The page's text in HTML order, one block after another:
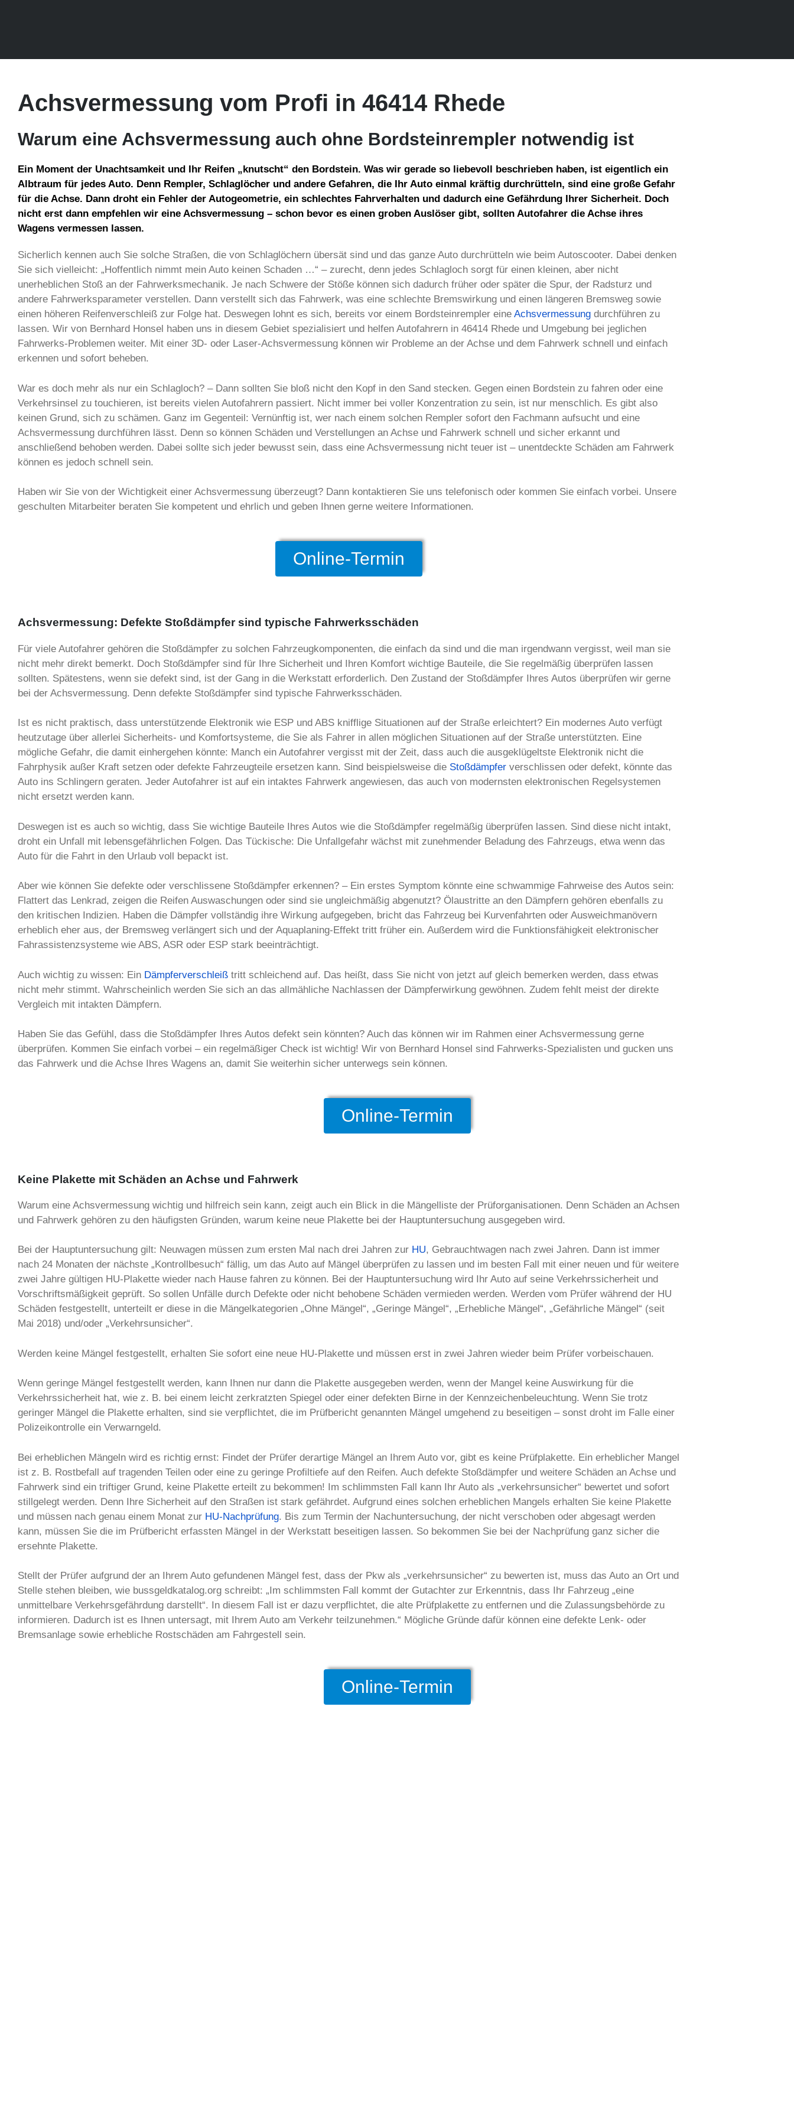
Achsvermessung vom Profi in 46414 Rhede
Warum eine Achsvermessung auch ohne Bordsteinrempler notwendig ist
Ein Moment der Unachtsamkeit und Ihr Reifen „knutscht“ den Bordstein. Was wir gerade so liebevoll beschrieben haben, ist eigentlich ein
Albtraum für jedes Auto. Denn Rempler, Schlaglöcher und andere Gefahren, die Ihr Auto einmal kräftig durchrütteln, sind eine große Gefahr
für die Achse. Dann droht ein Fehler der Autogeometrie, ein schlechtes Fahrverhalten und dadurch eine Gefährdung Ihrer Sicherheit. Doch
nicht erst dann empfehlen wir eine Achsvermessung – schon bevor es einen groben Auslöser gibt, sollten Autofahrer die Achse ihres
Wagens vermessen lassen.
Sicherlich kennen auch Sie solche Straßen, die von Schlaglöchern übersät sind und das ganze Auto durchrütteln wie beim Autoscooter. Dabei denken
Sie sich vielleicht: „Hoffentlich nimmt mein Auto keinen Schaden …“ – zurecht, denn jedes Schlagloch sorgt für einen kleinen, aber nicht
unerheblichen Stoß an der Fahrwerksmechanik. Je nach Schwere der Stöße können sich dadurch früher oder später die Spur, der Radsturz und
andere Fahrwerksparameter verstellen. Dann verstellt sich das Fahrwerk, was eine schlechte Bremswirkung und einen längeren Bremsweg sowie
einen höheren Reifenverschleiß zur Folge hat. Deswegen lohnt es sich, bereits vor einem Bordsteinrempler eine Achsvermessung durchführen zu
lassen. Wir von Bernhard Honsel haben uns in diesem Gebiet spezialisiert und helfen Autofahrern in 46414 Rhede und Umgebung bei jeglichen
Fahrwerks-Problemen weiter. Mit einer 3D- oder Laser-Achsvermessung können wir Probleme an der Achse und dem Fahrwerk schnell und einfach
erkennen und sofort beheben.
War es doch mehr als nur ein Schlagloch? – Dann sollten Sie bloß nicht den Kopf in den Sand stecken. Gegen einen Bordstein zu fahren oder eine
Verkehrsinsel zu touchieren, ist bereits vielen Autofahrern passiert. Nicht immer bei voller Konzentration zu sein, ist nur menschlich. Es gibt also
keinen Grund, sich zu schämen. Ganz im Gegenteil: Vernünftig ist, wer nach einem solchen Rempler sofort den Fachmann aufsucht und eine
Achsvermessung durchführen lässt. Denn so können Schäden und Verstellungen an Achse und Fahrwerk schnell und sicher erkannt und
anschließend behoben werden. Dabei sollte sich jeder bewusst sein, dass eine Achsvermessung nicht teuer ist – unentdeckte Schäden am Fahrwerk
können es jedoch schnell sein.
Haben wir Sie von der Wichtigkeit einer Achsvermessung überzeugt? Dann kontaktieren Sie uns telefonisch oder kommen Sie einfach vorbei. Unsere
geschulten Mitarbeiter beraten Sie kompetent und ehrlich und geben Ihnen gerne weitere Informationen.
Online-Termin
Achsvermessung: Defekte Stoßdämpfer sind typische Fahrwerksschäden
Für viele Autofahrer gehören die Stoßdämpfer zu solchen Fahrzeugkomponenten, die einfach da sind und die man irgendwann vergisst, weil man sie
nicht mehr direkt bemerkt. Doch Stoßdämpfer sind für Ihre Sicherheit und Ihren Komfort wichtige Bauteile, die Sie regelmäßig überprüfen lassen
sollten. Spätestens, wenn sie defekt sind, ist der Gang in die Werkstatt erforderlich. Den Zustand der Stoßdämpfer Ihres Autos überprüfen wir gerne
bei der Achsvermessung. Denn defekte Stoßdämpfer sind typische Fahrwerksschäden.
Ist es nicht praktisch, dass unterstützende Elektronik wie ESP und ABS knifflige Situationen auf der Straße erleichtert? Ein modernes Auto verfügt
heutzutage über allerlei Sicherheits- und Komfortsysteme, die Sie als Fahrer in allen möglichen Situationen auf der Straße unterstützten. Eine
mögliche Gefahr, die damit einhergehen könnte: Manch ein Autofahrer vergisst mit der Zeit, dass auch die ausgeklügeltste Elektronik nicht die
Fahrphysik außer Kraft setzen oder defekte Fahrzeugteile ersetzen kann. Sind beispielsweise die Stoßdämpfer verschlissen oder defekt, könnte das
Auto ins Schlingern geraten. Jeder Autofahrer ist auf ein intaktes Fahrwerk angewiesen, das auch von modernsten elektronischen Regelsystemen
nicht ersetzt werden kann.
Deswegen ist es auch so wichtig, dass Sie wichtige Bauteile Ihres Autos wie die Stoßdämpfer regelmäßig überprüfen lassen. Sind diese nicht intakt,
droht ein Unfall mit lebensgefährlichen Folgen. Das Tückische: Die Unfallgefahr wächst mit zunehmender Beladung des Fahrzeugs, etwa wenn das
Auto für die Fahrt in den Urlaub voll bepackt ist.
Aber wie können Sie defekte oder verschlissene Stoßdämpfer erkennen? – Ein erstes Symptom könnte eine schwammige Fahrweise des Autos sein:
Flattert das Lenkrad, zeigen die Reifen Auswaschungen oder sind sie ungleichmäßig abgenutzt? Ölaustritte an den Dämpfern gehören ebenfalls zu
den kritischen Indizien. Haben die Dämpfer vollständig ihre Wirkung aufgegeben, bricht das Fahrzeug bei Kurvenfahrten oder Ausweichmanövern
erheblich eher aus, der Bremsweg verlängert sich und der Aquaplaning-Effekt tritt früher ein. Außerdem wird die Funktionsfähigkeit elektronischer
Fahrassistenzsysteme wie ABS, ASR oder ESP stark beeinträchtigt.
Auch wichtig zu wissen: Ein Dämpferverschleiß tritt schleichend auf. Das heißt, dass Sie nicht von jetzt auf gleich bemerken werden, dass etwas
nicht mehr stimmt. Wahrscheinlich werden Sie sich an das allmähliche Nachlassen der Dämpferwirkung gewöhnen. Zudem fehlt meist der direkte
Vergleich mit intakten Dämpfern.
Haben Sie das Gefühl, dass die Stoßdämpfer Ihres Autos defekt sein könnten? Auch das können wir im Rahmen einer Achsvermessung gerne
überprüfen. Kommen Sie einfach vorbei – ein regelmäßiger Check ist wichtig! Wir von Bernhard Honsel sind Fahrwerks-Spezialisten und gucken uns
das Fahrwerk und die Achse Ihres Wagens an, damit Sie weiterhin sicher unterwegs sein können.
Online-Termin
Keine Plakette mit Schäden an Achse und Fahrwerk
Warum eine Achsvermessung wichtig und hilfreich sein kann, zeigt auch ein Blick in die Mängelliste der Prüforganisationen. Denn Schäden an Achsen
und Fahrwerk gehören zu den häufigsten Gründen, warum keine neue Plakette bei der Hauptuntersuchung ausgegeben wird.
Bei der Hauptuntersuchung gilt: Neuwagen müssen zum ersten Mal nach drei Jahren zur HU, Gebrauchtwagen nach zwei Jahren. Dann ist immer
nach 24 Monaten der nächste „Kontrollbesuch“ fällig, um das Auto auf Mängel überprüfen zu lassen und im besten Fall mit einer neuen und für weitere
zwei Jahre gültigen HU-Plakette wieder nach Hause fahren zu können. Bei der Hauptuntersuchung wird Ihr Auto auf seine Verkehrssicherheit und
Vorschriftsmäßigkeit geprüft. So sollen Unfälle durch Defekte oder nicht behobene Schäden vermieden werden. Werden vom Prüfer während der HU
Schäden festgestellt, unterteilt er diese in die Mängelkategorien „Ohne Mängel“, „Geringe Mängel“, „Erhebliche Mängel“, „Gefährliche Mängel“ (seit
Mai 2018) und/oder „Verkehrsunsicher“.
Werden keine Mängel festgestellt, erhalten Sie sofort eine neue HU-Plakette und müssen erst in zwei Jahren wieder beim Prüfer vorbeischauen.
Wenn geringe Mängel festgestellt werden, kann Ihnen nur dann die Plakette ausgegeben werden, wenn der Mangel keine Auswirkung für die
Verkehrssicherheit hat, wie z. B. bei einem leicht zerkratzten Spiegel oder einer defekten Birne in der Kennzeichenbeleuchtung. Wenn Sie trotz
geringer Mängel die Plakette erhalten, sind sie verpflichtet, die im Prüfbericht genannten Mängel umgehend zu beseitigen – sonst droht im Falle einer
Polizeikontrolle ein Verwarngeld.
Bei erheblichen Mängeln wird es richtig ernst: Findet der Prüfer derartige Mängel an Ihrem Auto vor, gibt es keine Prüfplakette. Ein erheblicher Mangel
ist z. B. Rostbefall auf tragenden Teilen oder eine zu geringe Profiltiefe auf den Reifen. Auch defekte Stoßdämpfer und weitere Schäden an Achse und
Fahrwerk sind ein triftiger Grund, keine Plakette erteilt zu bekommen! Im schlimmsten Fall kann Ihr Auto als „verkehrsunsicher“ bewertet und sofort
stillgelegt werden. Denn Ihre Sicherheit auf den Straßen ist stark gefährdet. Aufgrund eines solchen erheblichen Mangels erhalten Sie keine Plakette
und müssen nach genau einem Monat zur HU-Nachprüfung. Bis zum Termin der Nachuntersuchung, der nicht verschoben oder abgesagt werden
kann, müssen Sie die im Prüfbericht erfassten Mängel in der Werkstatt beseitigen lassen. So bekommen Sie bei der Nachprüfung ganz sicher die
ersehnte Plakette.
Stellt der Prüfer aufgrund der an Ihrem Auto gefundenen Mängel fest, dass der Pkw als „verkehrsunsicher“ zu bewerten ist, muss das Auto an Ort und
Stelle stehen bleiben, wie bussgeldkatalog.org schreibt: „Im schlimmsten Fall kommt der Gutachter zur Erkenntnis, dass Ihr Fahrzeug „eine
unmittelbare Verkehrsgefährdung darstellt“. In diesem Fall ist er dazu verpflichtet, die alte Prüfplakette zu entfernen und die Zulassungsbehörde zu
informieren. Dadurch ist es Ihnen untersagt, mit Ihrem Auto am Verkehr teilzunehmen.“ Mögliche Gründe dafür können eine defekte Lenk- oder
Bremsanlage sowie erhebliche Rostschäden am Fahrgestell sein.
Online-Termin